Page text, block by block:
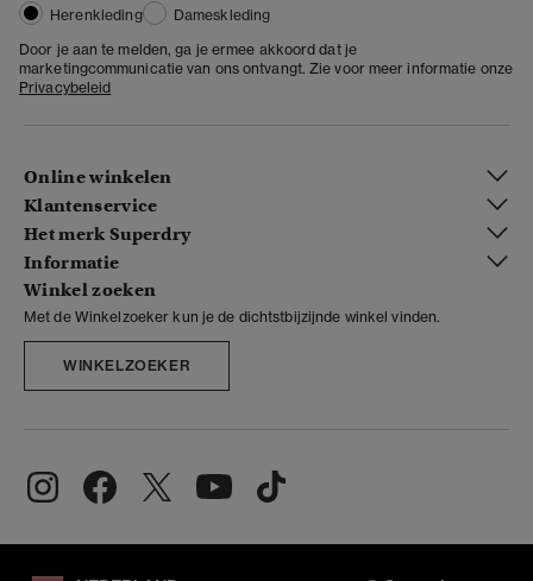
Herenkleding
Dameskleding
Door je aan te melden, ga je ermee akkoord dat je
marketingcommunicatie van ons ontvangt. Zie voor meer informatie onze
Privacybeleid
Online winkelen
Klantenservice
Het merk Superdry
Informatie
Winkel zoeken
Met de Winkelzoeker kun je de dichtstbijzijnde winkel vinden.
WINKELZOEKER